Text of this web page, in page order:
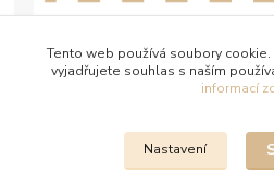
Tento web používá soubory
vyjadřujete souhlas s naším
informací
Nastavení